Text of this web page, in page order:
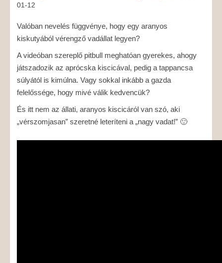
01-12
Valóban nevelés függvénye, hogy egy aranyos
kiskutyából vérengző vadállat legyen?
A videóban szereplő pitbull meghatóan gyerekes, ahogy
játszadozik az aprócska kiscicával, pedig a tappancsa
súlyától is kimúlna. Vagy sokkal inkább a gazda
felelőssége, hogy mivé válik kedvencük?
És itt nem az állati, aranyos kiscicáról van szó, aki
„vérszomjasan” szeretné leteríteni a „nagy vadat!” 🙂